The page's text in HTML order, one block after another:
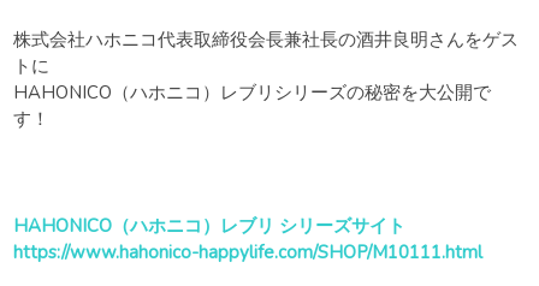
株式会社ハホニコ代表取締役会長兼社長の酒井良明さんをゲス
トに
HAHONICO（ハホニコ）レブリシリーズの秘密を大公開で
す！
HAHONICO（ハホニコ）レブリ シリーズサイト
https://www.hahonico-happylife.com/SHOP/M10111.html